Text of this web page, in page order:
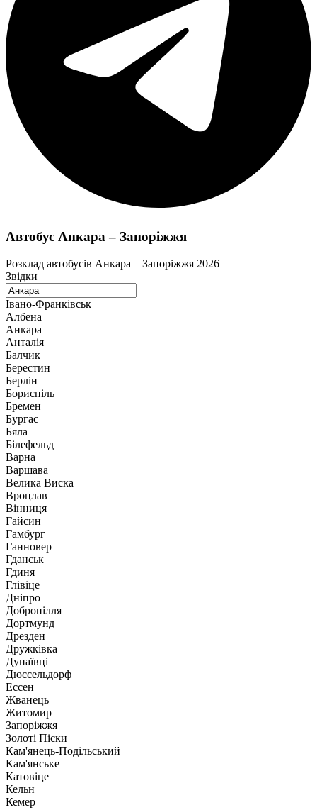
Автобус Анкара – Запоріжжя
Розклад автобусів Анкара – Запоріжжя 2026
Звідки
Івано-Франківськ
Албена
Анкара
Анталія
Балчик
Берестин
Берлін
Бориспіль
Бремен
Бургас
Бяла
Білефельд
Варна
Варшава
Велика Виска
Вроцлав
Вінниця
Гайсин
Гамбург
Ганновер
Гданськ
Гдиня
Глівіце
Дніпро
Добропілля
Дортмунд
Дрезден
Дружківка
Дунаївці
Дюссельдорф
Ессен
Жванець
Житомир
Запоріжжя
Золоті Піски
Кам'янець-Подільський
Кам'янське
Катовіце
Кельн
Кемер